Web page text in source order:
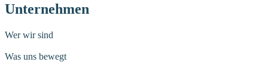
Unternehmen
Wer wir sind
Was uns bewegt